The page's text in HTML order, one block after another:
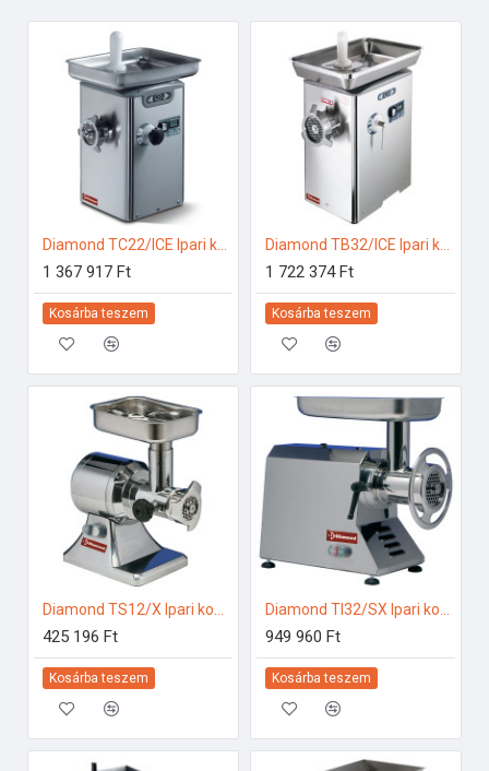
1 367 917 Ft
Kosárba teszem
Diamond TB32/ICE Ipari konyhai előkészítés
1 722 374 Ft
Kosárba teszem
425 196 Ft
Kosárba teszem
949 960 Ft
Kosárba teszem